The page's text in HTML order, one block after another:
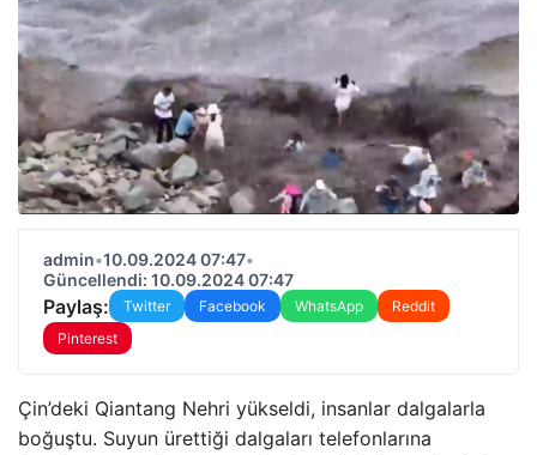
admin•10.09.2024 07:47•
Güncellendi: 10.09.2024 07:47
Paylaş: Twitter Facebook WhatsApp
Reddit
Pinterest
Çin’deki Qiantang Nehri yükseldi, insanlar dalgalarla
boğuştu. Suyun ürettiği dalgaları telefonlarına